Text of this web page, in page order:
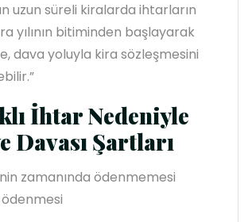
uzun süreli kiralarda ihtarların
yılının bitiminden başlayarak
dava yoluyla kira sözleşmesini
İhtar Nedeniyle
Davası Şartları
zamanında ödenmemesi